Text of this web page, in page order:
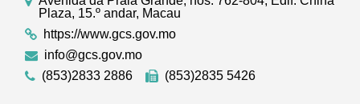
Plaza, 15.º andar, Macau
https://www.gcs.gov.mo
info@gcs.gov.mo
(853)2833 2886
(853)2835 5426